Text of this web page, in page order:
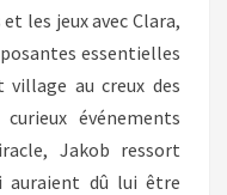
les jeux avec Clara,
essentielles
au creux des
événements
Jakob ressort
auraient dû lui être